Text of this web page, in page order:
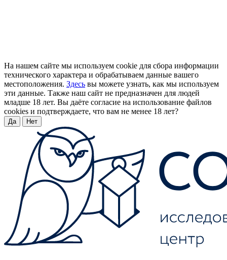
На нашем сайте мы используем cookie для сбора информации
технического характера и обрабатываем данные вашего
местоположения. Здесь вы можете узнать, как мы используем
эти данные. Также наш сайт не предназначен для людей
младше 18 лет. Вы даёте согласие на использование файлов
cookies и подтверждаете, что вам не менее 18 лет?
Да Нет